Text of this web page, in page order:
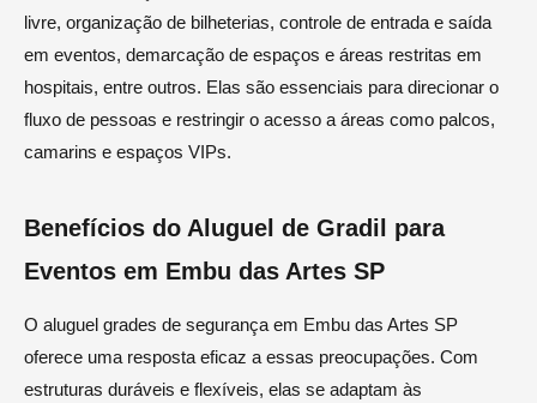
livre, organização de bilheterias, controle de entrada e saída
em eventos, demarcação de espaços e áreas restritas em
hospitais, entre outros. Elas são essenciais para direcionar o
fluxo de pessoas e restringir o acesso a áreas como palcos,
camarins e espaços VIPs.
Benefícios do Aluguel de Gradil para
Eventos em Embu das Artes SP
O aluguel grades de segurança em Embu das Artes SP
oferece uma resposta eficaz a essas preocupações. Com
estruturas duráveis e flexíveis, elas se adaptam às